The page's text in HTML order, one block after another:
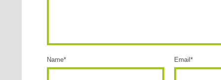
Name* Email *